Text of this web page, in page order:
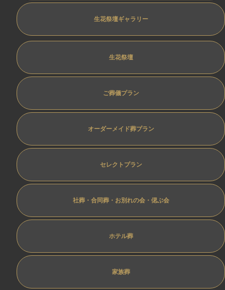
生花祭壇ギャラリー
生花祭壇
ご葬儀プラン
オーダーメイド葬プラン
セレクトプラン
社葬・合同葬・お別れの会・偲ぶ会
ホテル葬
家族葬